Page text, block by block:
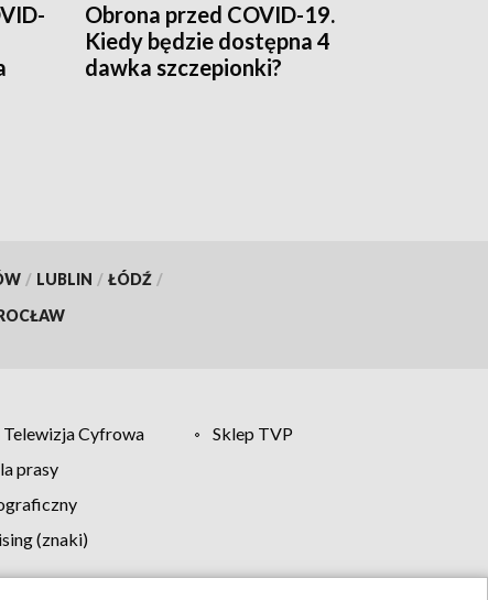
Obrona przed COVID-19.
Kiedy będzie dostępna 4
dawka szczepionki?
/ LUBLIN / ŁÓDŹ /
Telewizja Cyfrowa
Sklep TVP
prasy
(znaki)